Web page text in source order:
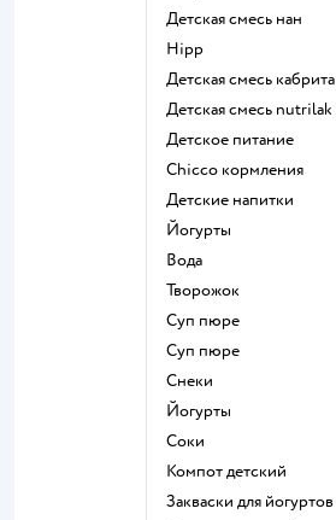
детская смесь нан
hipp
детская смесь кабрита
детская смесь nutrilak
детское питание
chicco кормления
детские напитки
йогурты
Вода
творожок
суп пюре
суп пюре
Снеки
йогурты
Соки
компот детский
Закваски для йогуртов